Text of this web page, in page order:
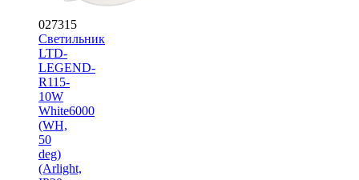
027315
Светильник
LTD-
LEGEND-
R115-
10W
White6000
(WH,
50
deg)
(Arlight,